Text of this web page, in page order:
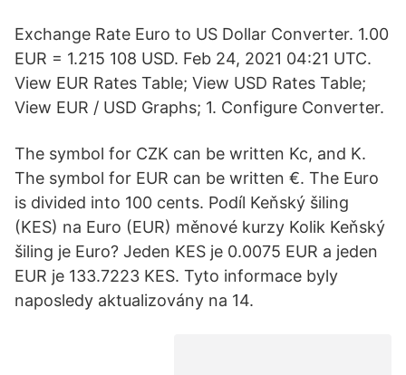
Exchange Rate Euro to US Dollar Converter. 1.00
EUR = 1.215 108 USD. Feb 24, 2021 04:21 UTC.
View EUR Rates Table; View USD Rates Table;
View EUR / USD Graphs; 1. Configure Converter.
The symbol for CZK can be written Kc, and K.
The symbol for EUR can be written €. The Euro
is divided into 100 cents. Podíl Keňský šiling
(KES) na Euro (EUR) měnové kurzy Kolik Keňský
šiling je Euro? Jeden KES je 0.0075 EUR a jeden
EUR je 133.7223 KES. Tyto informace byly
naposledy aktualizovány na 14.